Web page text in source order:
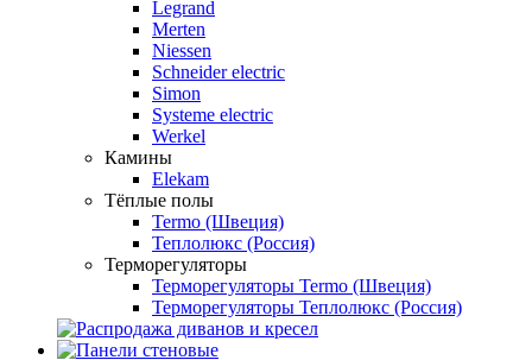
Legrand
Merten
Niessen
Schneider electric
Simon
Systeme electric
Werkel
Камины
Elekam
Тёплые полы
Termo (Швеция)
Теплолюкс (Россия)
Терморегуляторы
Терморегуляторы Termo (Швеция)
Терморегуляторы Теплолюкс (Россия)